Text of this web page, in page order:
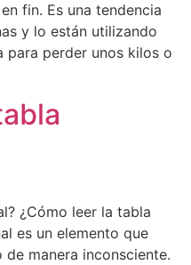
fin. Es una tendencia
y lo están utilizando
para perder unos kilos o
¿Cómo leer la tabla
es un elemento que
manera inconsciente.